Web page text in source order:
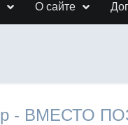
О сайте
- ВМЕСТО